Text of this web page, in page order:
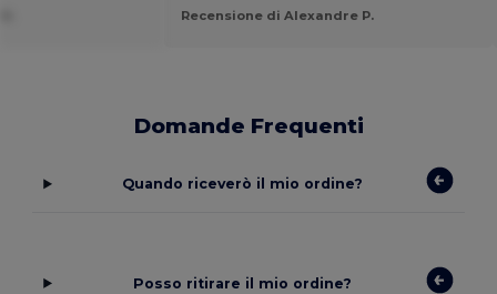
Recensione di Alexandre P.
Domande Frequenti
Quando riceverò il mio ordine?
Posso ritirare il mio ordine?